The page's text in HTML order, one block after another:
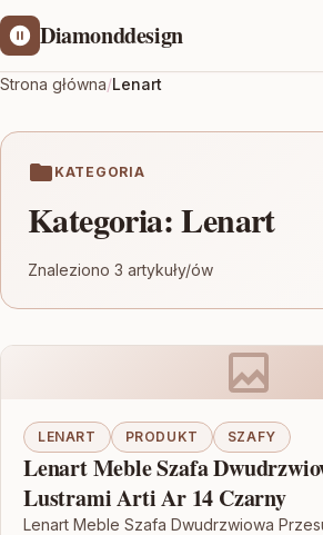
Diamonddesign
Strona główna/Lenart
KATEGORIA
Kategoria:Lenart
Znaleziono 3 artykuły/ów
LENART PRODUKT SZAFY
Lenart Meble Szafa
Lustrami Arti Ar 14 Czarny
Lenart Meble Szafa Dwudrzwiowa